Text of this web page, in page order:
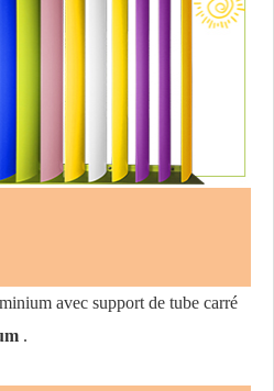
avec support de tube carré
.